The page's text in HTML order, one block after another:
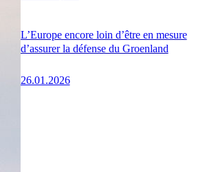
L’Europe encore loin d’être en mesure
d’assurer la défense du Groenland
26.01.2026